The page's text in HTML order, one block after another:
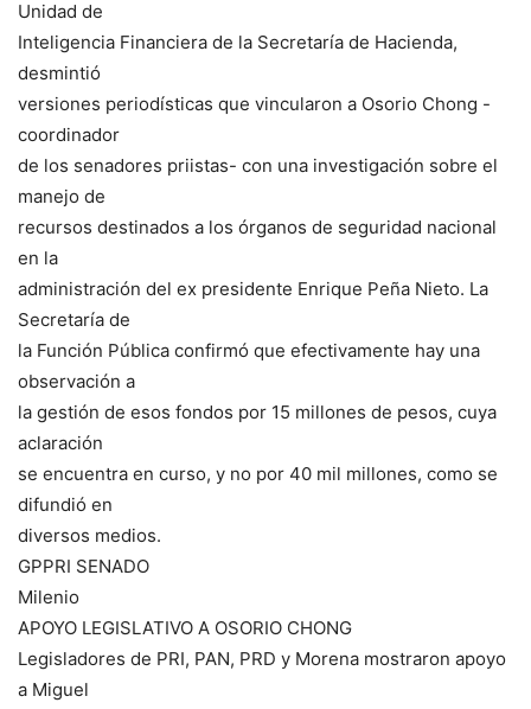
Unidad de
Inteligencia Financiera de la Secretaría de Hacienda,
desmintió
versiones periodísticas que vincularon a Osorio Chong -
coordinador
de los senadores priistas- con una investigación sobre el
manejo de
recursos destinados a los órganos de seguridad nacional
en la
administración del ex presidente Enrique Peña Nieto. La
Secretaría de
la Función Pública confirmó que efectivamente hay una
observación a
la gestión de esos fondos por 15 millones de pesos, cuya
aclaración
se encuentra en curso, y no por 40 mil millones, como se
difundió en
diversos medios.
GPPRI SENADO
Milenio
APOYO LEGISLATIVO A OSORIO CHONG
Legisladores de PRI, PAN, PRD y Morena mostraron apoyo
a Miguel